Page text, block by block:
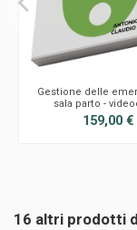
Gestione delle
sala parto -
159,00 €
16 altri prodotti